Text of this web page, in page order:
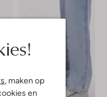
, maken op
en